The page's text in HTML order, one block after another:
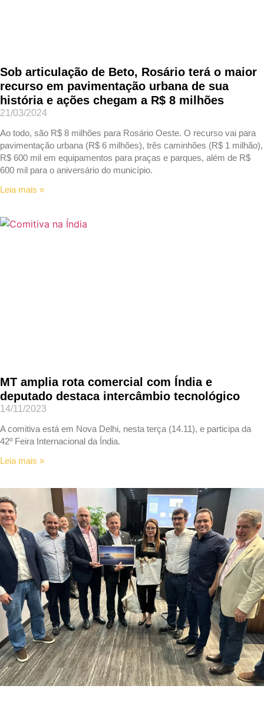
Sob articulação de Beto, Rosário terá o maior
recurso em pavimentação urbana de sua
história e ações chegam a R$ 8 milhões
21/03/2024
Ao todo, são R$ 8 milhões para Rosário Oeste. O recurso vai para
pavimentação urbana (R$ 6 milhões), três caminhões (R$ 1 milhão),
R$ 600 mil em equipamentos para praças e parques, além de R$
600 mil para o aniversário do município.
Leia mais »
MT amplia rota comercial com Índia e
deputado destaca intercâmbio tecnológico
14/11/2023
A comitiva está em Nova Delhi, nesta terça (14.11), e participa da
42º Feira Internacional da Índia.
Leia mais »